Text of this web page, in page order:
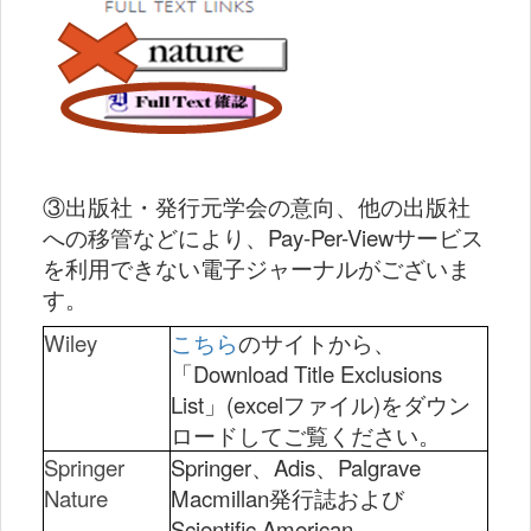
③出版社・発行元学会の意向、他の出版社
への移管などにより、Pay-Per-Viewサービス
を利用できない電子ジャーナルがございま
す。
Wiley
こちらのサイトから、
「Download Title Exclusions
List」(excelファイル)をダウン
ロードしてご覧ください。
Springer
Nature
Springer、Adis、Palgrave
Macmillan発行誌および